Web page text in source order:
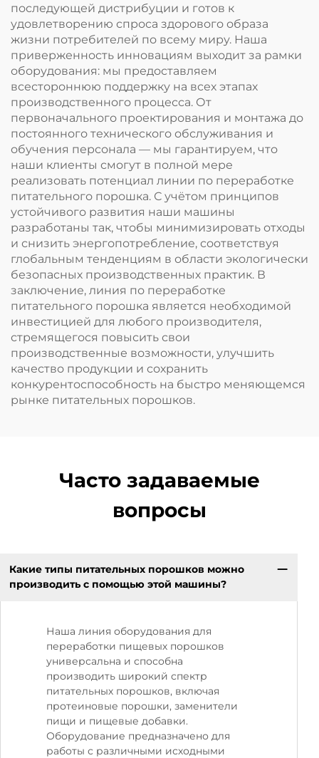
последующей дистрибуции и готов к
удовлетворению спроса здорового образа
жизни потребителей по всему миру. Наша
приверженность инновациям выходит за рамки
оборудования: мы предоставляем
всестороннюю поддержку на всех этапах
производственного процесса. От
первоначального проектирования и монтажа до
постоянного технического обслуживания и
обучения персонала — мы гарантируем, что
наши клиенты смогут в полной мере
реализовать потенциал линии по переработке
питательного порошка. С учётом принципов
устойчивого развития наши машины
разработаны так, чтобы минимизировать отходы
и снизить энергопотребление, соответствуя
глобальным тенденциям в области экологически
безопасных производственных практик. В
заключение, линия по переработке
питательного порошка является необходимой
инвестицией для любого производителя,
стремящегося повысить свои
производственные возможности, улучшить
качество продукции и сохранить
конкурентоспособность на быстро меняющемся
рынке питательных порошков.
Часто задаваемые
вопросы
Какие типы питательных порошков можно
производить с помощью этой машины?
Наша линия оборудования для
переработки пищевых порошков
универсальна и способна
производить широкий спектр
питательных порошков, включая
протеиновые порошки, заменители
пищи и пищевые добавки.
Оборудование предназначено для
работы с различными исходными